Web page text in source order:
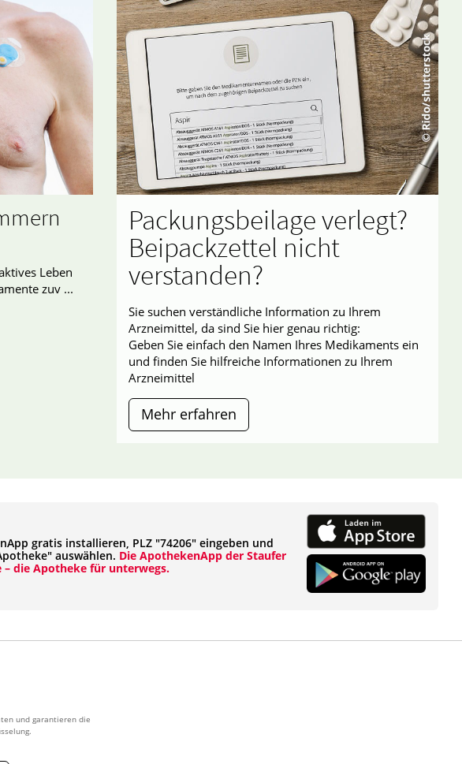
Leben
zuv ...
Packungsbeilage verlegt?
Beipackzettel nicht
verstanden?
Sie suchen verständliche Information zu Ihrem
Arzneimittel, da sind Sie hier genau richtig:
Geben Sie einfach den Namen Ihres Medikaments ein
und finden Sie hilfreiche Informationen zu Ihrem
Arzneimittel
Mehr erfahren
gratis installieren, PLZ "74206" eingeben und
auswählen. Die ApothekenApp der Staufer
– die Apotheke für unterwegs.
und garantieren die